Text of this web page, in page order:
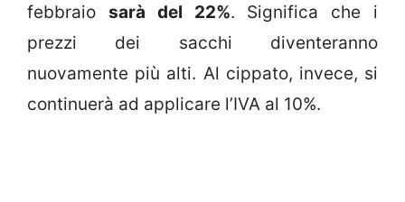
febbraio sarà del 22%. Significa che i
prezzi dei sacchi diventeranno
nuovamente più alti. Al cippato, invece, si
continuerà ad applicare l’IVA al 10%.